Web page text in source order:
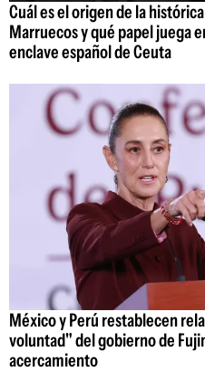
Cuál es el origen de la
Marruecos y qué papel juega
enclave español de Ceuta
México y Perú restablecen
voluntad" del gobierno de
acercamiento